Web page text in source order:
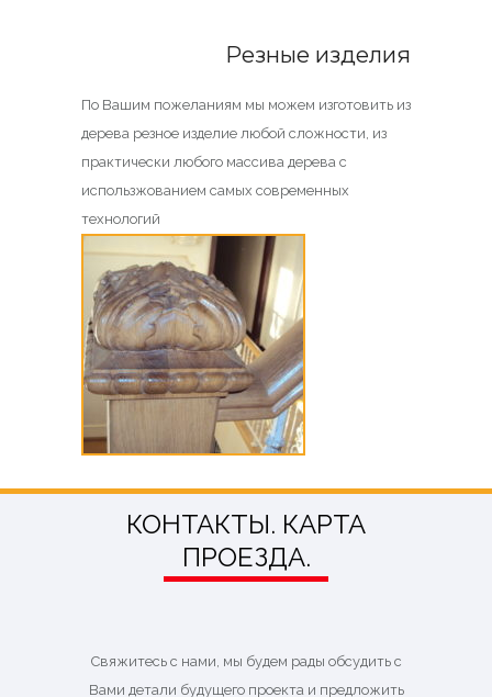
Резные изделия
По Вашим пожеланиям мы можем изготовить из
дерева резное изделие любой сложности, из
практически любого массива дерева с
использжованием самых современных
технологий
КОНТАКТЫ. КАРТА
ПРОЕЗДА.
Свяжитесь с нами, мы будем рады обсудить с
Вами детали будущего проекта и предложить